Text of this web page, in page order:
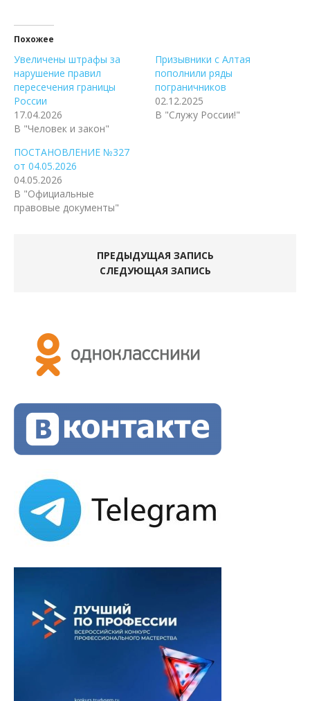
Похожее
Увеличены штрафы за
нарушение правил
пересечения границы
России
17.04.2026
В "Человек и закон"
Призывники с Алтая
пополнили ряды
пограничников
02.12.2025
В "Служу России!"
ПОСТАНОВЛЕНИЕ №327
от 04.05.2026
04.05.2026
В "Официальные
правовые документы"
ПРЕДЫДУЩАЯ ЗАПИСЬ
СЛЕДУЮЩАЯ ЗАПИСЬ